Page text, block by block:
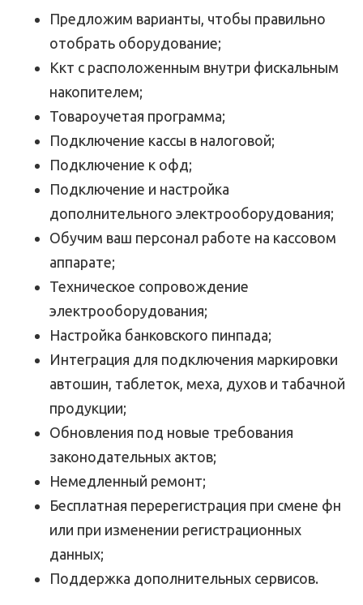
Предложим варианты, чтобы правильно
отобрать оборудование;
Ккт с расположенным внутри фискальным
накопителем;
Товароучетая программа;
Подключение кассы в налоговой;
Подключение к офд;
Подключение и настройка
дополнительного электрооборудования;
Обучим ваш персонал работе на кассовом
аппарате;
Техническое сопровождение
электрооборудования;
Настройка банковского пинпада;
Интеграция для подключения маркировки
автошин, таблеток, меха, духов и табачной
продукции;
Обновления под новые требования
законодательных актов;
Немедленный ремонт;
Бесплатная перерегистрация при смене фн
или при изменении регистрационных
данных;
Поддержка дополнительных сервисов.